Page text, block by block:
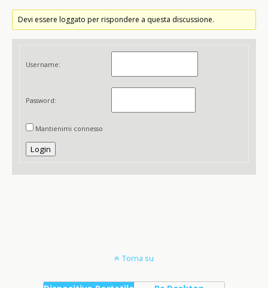
Devi essere loggato per rispondere a questa discussione.
Username:
Password:
Mantienimi connesso
Login
Torna su